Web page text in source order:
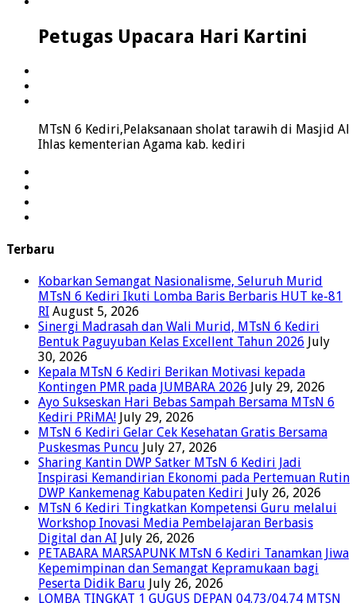
Petugas Upacara Hari Kartini
MTsN 6 Kediri,Pelaksanaan sholat tarawih di Masjid Al
Ihlas kementerian Agama kab. kediri
Terbaru
Kobarkan Semangat Nasionalisme, Seluruh Murid
MTsN 6 Kediri Ikuti Lomba Baris Berbaris HUT ke-81
RI August 5, 2026
Sinergi Madrasah dan Wali Murid, MTsN 6 Kediri
Bentuk Paguyuban Kelas Excellent Tahun 2026 July
30, 2026
Kepala MTsN 6 Kediri Berikan Motivasi kepada
Kontingen PMR pada JUMBARA 2026 July 29, 2026
Ayo Sukseskan Hari Bebas Sampah Bersama MTsN 6
Kediri PRiMA! July 29, 2026
MTsN 6 Kediri Gelar Cek Kesehatan Gratis Bersama
Puskesmas Puncu July 27, 2026
Sharing Kantin DWP Satker MTsN 6 Kediri Jadi
Inspirasi Kemandirian Ekonomi pada Pertemuan Rutin
DWP Kankemenag Kabupaten Kediri July 26, 2026
MTsN 6 Kediri Tingkatkan Kompetensi Guru melalui
Workshop Inovasi Media Pembelajaran Berbasis
Digital dan AI July 26, 2026
PETABARA MARSAPUNK MTsN 6 Kediri Tanamkan Jiwa
Kepemimpinan dan Semangat Kepramukaan bagi
Peserta Didik Baru July 26, 2026
LOMBA TINGKAT 1 GUGUS DEPAN 04.73/04.74 MTSN